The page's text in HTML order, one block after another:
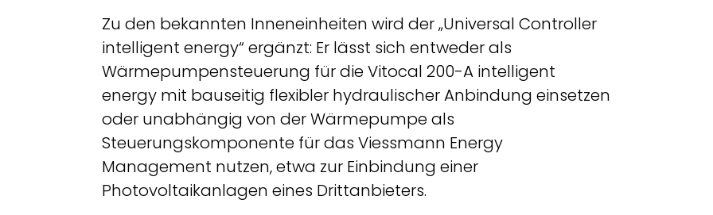
Zu den bekannten Inneneinheiten wird der „Universal Controller
intelligent energy“ ergänzt: Er lässt sich entweder als
Wärmepumpensteuerung für die Vitocal 200-A intelligent
energy mit bauseitig flexibler hydraulischer Anbindung einsetzen
oder unabhängig von der Wärmepumpe als
Steuerungskomponente für das Viessmann Energy
Management nutzen, etwa zur Einbindung einer
Photovoltaikanlagen eines Drittanbieters.